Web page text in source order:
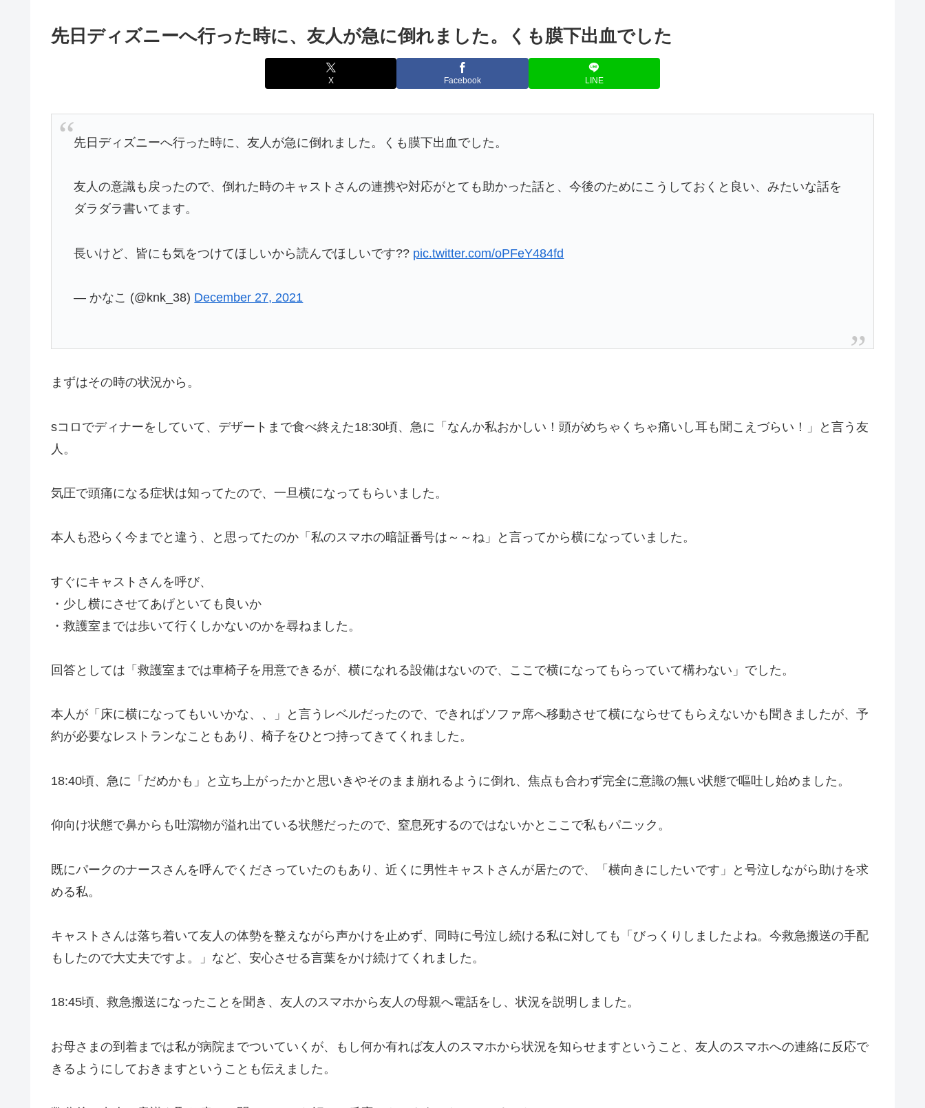
先日ディズニーへ行った時に、友人が急に倒れました。くも膜下出血でした
X Facebook LINE
先日ディズニーへ行った時に、友人が急に倒れました。くも膜下出血でした。
友人の意識も戻ったので、倒れた時のキャストさんの連携や対応がとても助かった話と、今後のためにこうしておくと良い、みたいな話を
ダラダラ書いてます。
長いけど、皆にも気をつけてほしいから読んでほしいです?? pic.twitter.com/oPFeY484fd
— かなこ (@knk_38) December 27, 2021
まずはその時の状況から。
sコロでディナーをしていて、デザートまで食べ終えた18:30頃、急に「なんか私おかしい！頭がめちゃくちゃ痛いし耳も聞こえづらい！」と言う友
人。
気圧で頭痛になる症状は知ってたので、一旦横になってもらいました。
本人も恐らく今までと違う、と思ってたのか「私のスマホの暗証番号は～～ね」と言ってから横になっていました。
すぐにキャストさんを呼び、
・少し横にさせてあげといても良いか
・救護室までは歩いて行くしかないのかを尋ねました。
回答としては「救護室までは車椅子を用意できるが、横になれる設備はないので、ここで横になってもらっていて構わない」でした。
本人が「床に横になってもいいかな、、」と言うレベルだったので、できればソファ席へ移動させて横にならせてもらえないかも聞きましたが、予
約が必要なレストランなこともあり、椅子をひとつ持ってきてくれました。
18:40頃、急に「だめかも」と立ち上がったかと思いきやそのまま崩れるように倒れ、焦点も合わず完全に意識の無い状態で嘔吐し始めました。
仰向け状態で鼻からも吐瀉物が溢れ出ている状態だったので、窒息死するのではないかとここで私もパニック。
既にパークのナースさんを呼んでくださっていたのもあり、近くに男性キャストさんが居たので、「横向きにしたいです」と号泣しながら助けを求
める私。
キャストさんは落ち着いて友人の体勢を整えながら声かけを止めず、同時に号泣し続ける私に対しても「びっくりしましたよね。今救急搬送の手配
もしたので大丈夫ですよ。」など、安心させる言葉をかけ続けてくれました。
18:45頃、救急搬送になったことを聞き、友人のスマホから友人の母親へ電話をし、状況を説明しました。
お母さまの到着までは私が病院までついていくが、もし何か有れば友人のスマホから状況を知らせますということ、友人のスマホへの連絡に反応で
きるようにしておきますということも伝えました。